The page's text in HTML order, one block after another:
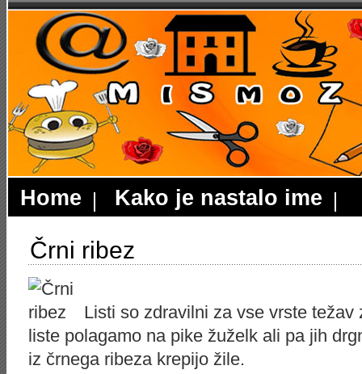
Home Kako je nastalo ime
Črni ribez
Listi so zdravilni za vse vrste
liste polagamo na pike žuželk ali pa jih
iz črnega ribeza krepijo žile.